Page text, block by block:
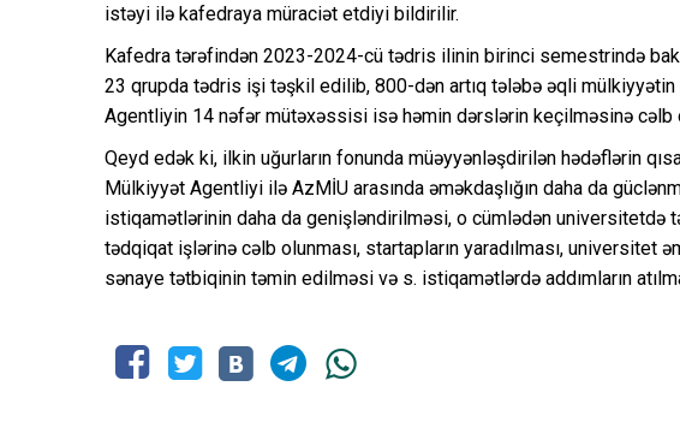
istəyi ilə kafedraya müraciət etdiyi bildirilir.
Kafedra tərəfindən 2023-2024-cü tədris ilinin birinci semestrində
23 qrupda tədris işi təşkil edilib, 800-dən artıq tələbə əqli
Agentliyin 14 nəfər mütəxəssisi isə həmin dərslərin keçilməsinə cəlb
Qeyd edək ki, ilkin uğurların fonunda müəyyənləşdirilən hədəflərin
Mülkiyyət Agentliyi ilə AzMİU arasında əməkdaşlığın daha da
istiqamətlərinin daha da genişləndirilməsi, o cümlədən universitetdə
tədqiqat işlərinə cəlb olunması, startapların yaradılması, universitet
sənaye tətbiqinin təmin edilməsi və s. istiqamətlərdə addımların